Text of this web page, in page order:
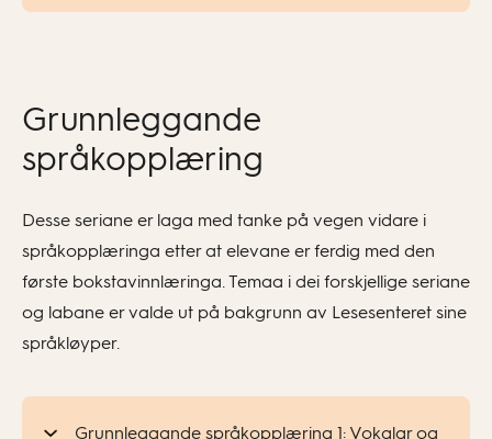
Grunnleggande
språkopplæring
Desse seriane er laga med tanke på vegen vidare i
språkopplæringa etter at elevane er ferdig med den
første bokstavinnlæringa. Temaa i dei forskjellige seriane
og labane er valde ut på bakgrunn av Lesesenteret sine
språkløyper.
Grunnleggande språkopplæring 1: Vokalar og